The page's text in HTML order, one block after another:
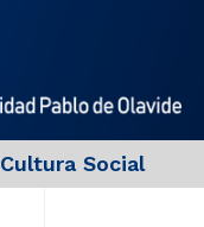
Cultura Social